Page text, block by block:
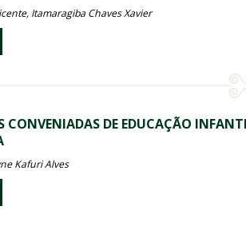
Itamaragiba Chaves Xavier
CONVENIADAS DE EDUCAÇÃO
Kafuri Alves